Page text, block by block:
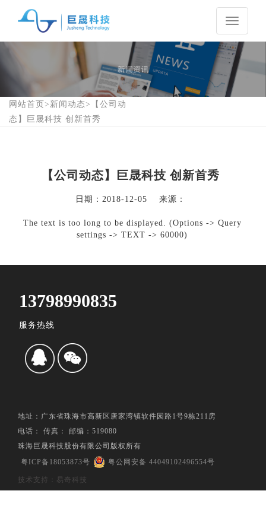
Toggle
网站首页 > 新闻动态>
【公司动
态】巨晟科技 创新首秀
【公司动态】巨晟科技 创新首秀
日期： 2018-12-05 来源：
The text is too long to be displayed. (Options -> Query
settings -> TEXT -> 60000)
13798990835
服务热线
地址：广东省珠海市高新区唐家湾镇软件园路1号9栋211房
电话： 传真： 邮编：519080
珠海巨晟科技股份有限公司版权所有
粤ICP备18053873号
粤公网安备 44049102496554号
技术支持：易奇科技